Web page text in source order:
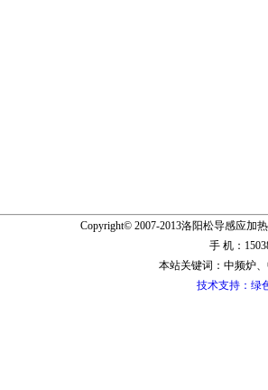
Copyright© 2007-2013洛阳松导感应加
手 机：
本站关键词：中频炉
技术支持：绿